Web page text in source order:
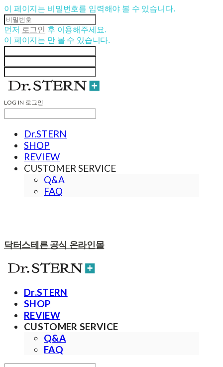
이 페이지는 비밀번호를 입력해야 볼 수 있습니다.
먼저 로그인
후 이용해주세요.
이 페이지는 만 볼 수 있습니다.
LOG IN 로그인
Dr.STERN
SHOP
REVIEW
CUSTOMER SERVICE
Q&A
FAQ
닥터스테른 공식 온라인몰
Dr.STERN
SHOP
REVIEW
CUSTOMER SERVICE
Q&A
FAQ